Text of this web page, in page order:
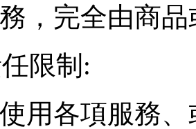
，完全由商
限制 :
用各項服務